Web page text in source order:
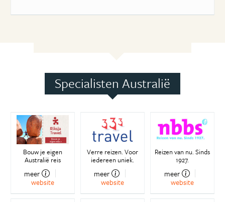
Specialisten Australië
Bouw je eigen
Australië reis
meer
website
Verre reizen. Voor
iedereen uniek.
meer
website
Reizen van nu. Sinds
1927.
meer
website